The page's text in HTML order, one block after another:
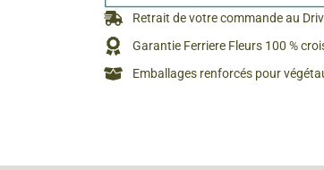
d’Antan
Bulbes
Retrait de votre commande au
Garantie Ferriere Fleurs 100 %
Emballages renforcés pour